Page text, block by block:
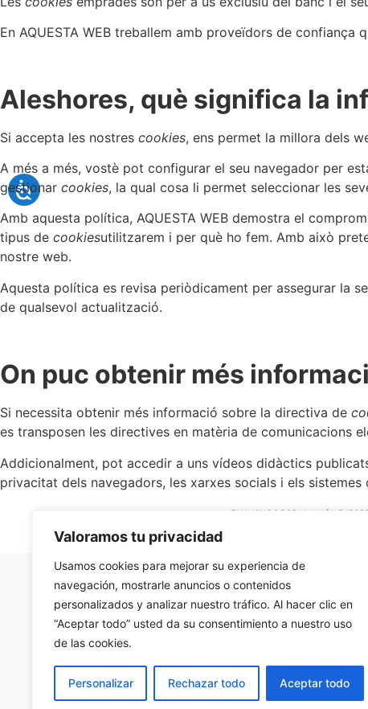
Valoramos tu privacidad
Usamos cookies para mejorar su experiencia de
navegación, mostrarle anuncios o contenidos
personalizados y analizar nuestro tráfico. Al hacer clic en
“Aceptar todo” usted da su consentimiento a nuestro uso
de las cookies.
Personalizar Rechazar todo Aceptar todo
En AQUESTA WEB treballem amb proveïdors de
Aleshores, què significa la
Si accepta les nostres cookies, ens permet la millora dels
A més a més, vostè pot configurar el seu navegador per
gestionar cookies, la qual cosa li permet seleccionar les
Amb aquesta política, AQUESTA WEB demostra el
tipus de cookiesutilitzarem i per què ho fem. Amb això
nostre web.
Aquesta política es revisa periòdicament per assegurar la
de qualsevol actualització.
On puc obtenir més
Si necessita obtenir més informació sobre la directiva de
es transposen les directives en matèria de comunicacions
Addicionalment, pot accedir a uns vídeos didàctics
privacitat dels navegadors, les xarxes socials i els
Creiem que
poder
mariner de
CONEIX EL